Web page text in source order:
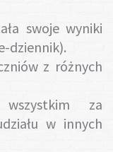
swoje wyniki
dziennik).
z różnych
za
w innych